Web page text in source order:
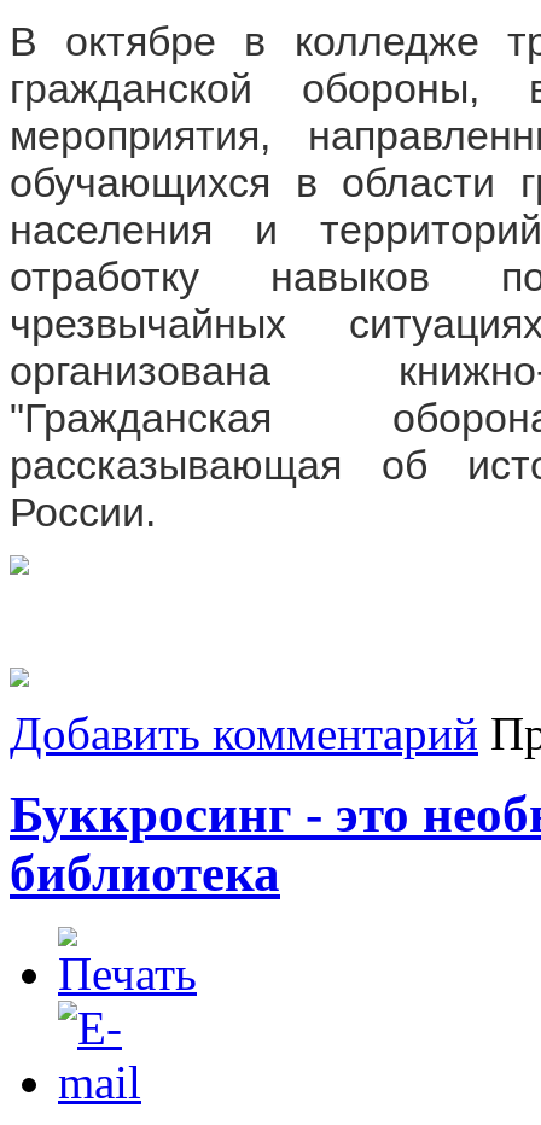
В октябре в колледже
гражданской обороны,
мероприятия,
обучающихся в области
населения и
отработку навыков
чрезвычайных
организована
"Гражданская
рассказывающая об
России.
Добавить комментарий
Буккросинг - это
библиотека